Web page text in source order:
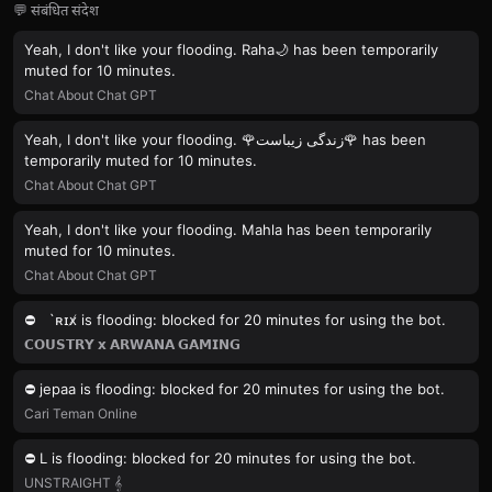
💬 संबंधित संदेश
Yeah, I don't like your flooding. Raha🌙 has been temporarily
muted for 10 minutes.
Chat About Chat GPT
Yeah, I don't like your flooding. 🌹زندگی زیباست🌹 has been
temporarily muted for 10 minutes.
Chat About Chat GPT
Yeah, I don't like your flooding. Mahla has been temporarily
muted for 10 minutes.
Chat About Chat GPT
⛔️ ‎ ‎ `ʀɪx̸ is flooding: blocked for 20 minutes for using the bot.
𝗖𝗢𝗨𝗦𝗧𝗥𝗬 𝘅 𝗔𝗥𝗪𝗔𝗡𝗔 𝗚𝗔𝗠𝗜𝗡𝗚
⛔️ jepaa is flooding: blocked for 20 minutes for using the bot.
Cari Teman Online
⛔️ L is flooding: blocked for 20 minutes for using the bot.
UNSTRAIGHT 𝄞